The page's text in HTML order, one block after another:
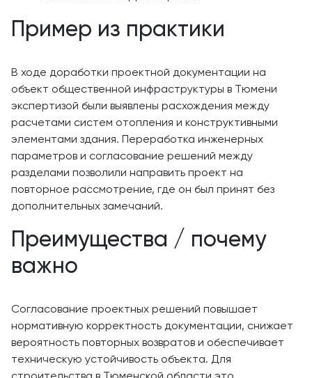
Пример из практики
В ходе доработки проектной документации на
объект общественной инфраструктуры в Тюмени
экспертизой были выявлены расхождения между
расчетами систем отопления и конструктивными
элементами здания. Переработка инженерных
параметров и согласование решений между
разделами позволили направить проект на
повторное рассмотрение, где он был принят без
дополнительных замечаний.
Преимущества / почему
важно
Согласование проектных решений повышает
нормативную корректность документации, снижает
вероятность повторных возвратов и обеспечивает
техническую устойчивость объекта. Для
строительства в Тюменской области это